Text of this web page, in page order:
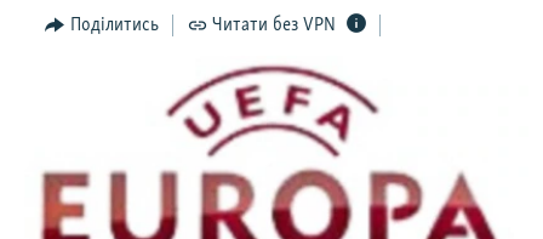
навігації
БЛОГИ
СПЕЦПРОЕКТИ
Поділитись Читати без VPN